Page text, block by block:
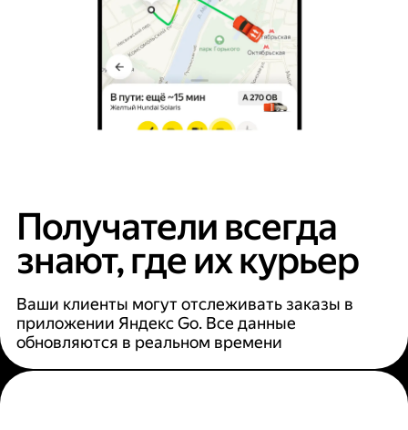
Получатели всегда
знают, где их курьер
Ваши клиенты могут отслеживать заказы в
приложении Яндекс Go. Все данные
обновляются в реальном времени